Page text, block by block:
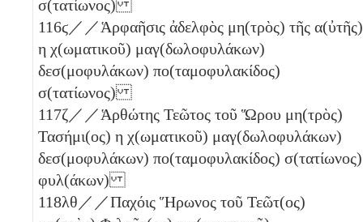
σ(τατίωνος)
116ϛ／／Ἁρφαῆσις ἀδελφὸς μη(τρὸς) τῆς α(ὐτῆς)
η χ(ωματικοῦ) μαγ(δωλοφυλάκων)
δεσ(μοφυλάκων) πο(ταμοφυλακίδος)
σ(τατίωνος)
117ζ／／Ἁρθώτης Τεῶτος τοῦ Ὥρου μη(τρὸς)
Τασήμι(ος) η χ(ωματικοῦ) μαγ(δωλοφυλάκων)
δεσ(μοφυλάκων) πο(ταμοφυλακίδος) σ(τατίωνος)
φυλ(άκων)
118λθ ／／Παχόις Ἥρωνος τοῦ Τεῶτ(ος)